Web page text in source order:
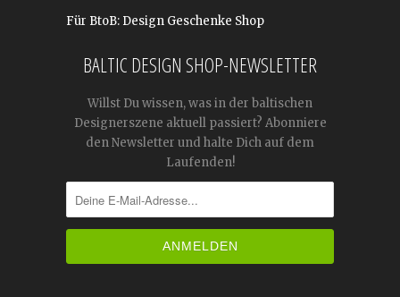
Für BtoB: Design Geschenke Shop
BALTIC DESIGN SHOP-NEWSLETTER
Willst Du wissen, was in der baltischen
Designerszene aktuell passiert? Abonniere
den Newsletter und halte Dich auf dem
Laufenden!